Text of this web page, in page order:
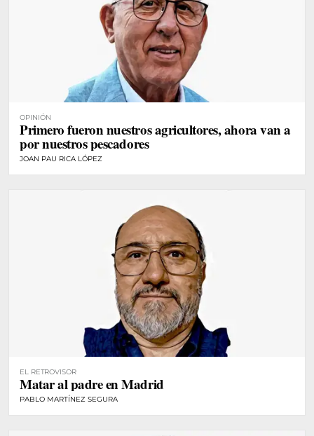
OPINIÓN
Primero fueron nuestros agricultores, ahora van a
por nuestros pescadores
JOAN PAU RICA LÓPEZ
EL RETROVISOR
Matar al padre en Madrid
PABLO MARTÍNEZ SEGURA